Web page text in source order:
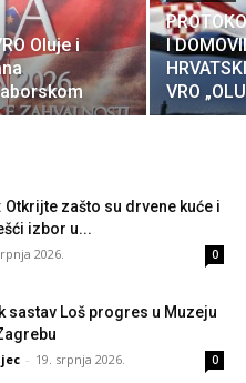
Oluje i
I
VRO
Otkrijte zašto su drvene kuće i
izbor u...
2026. 0
sastav Loš progres u Muzeju
- 19. srpnja 2026. 0